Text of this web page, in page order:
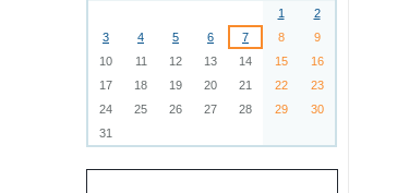
1
2
3
4 5 6 7 8
9
10
11 12 13 14 15
16
17
18 19 20 21 22
23
24
25 26 27 28 29
30
31